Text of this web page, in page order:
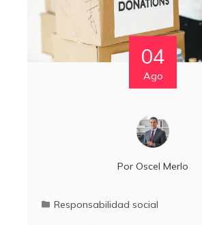
04
Ago
Por Oscel Merlo
Responsabilidad social